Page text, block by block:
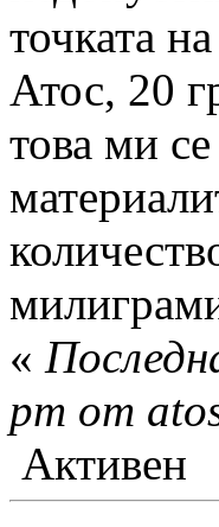
точката
Атос, 20
това ми
«
pm от
Активен